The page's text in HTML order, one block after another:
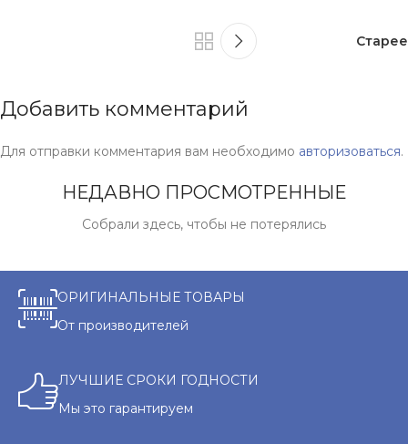
Старее
Добавить комментарий
Для отправки комментария вам необходимо авторизоваться.
НЕДАВНО ПРОСМОТРЕННЫЕ
Собрали здесь, чтобы не потерялись
ОРИГИНАЛЬНЫЕ ТОВАРЫ
От производителей
ЛУЧШИЕ СРОКИ ГОДНОСТИ
Мы это гарантируем